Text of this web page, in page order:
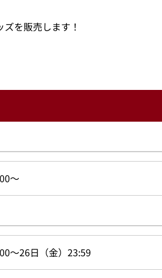
を販売します！
～
～26日（金）23:59